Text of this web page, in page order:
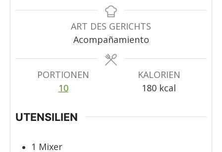
ART DES GERICHTS
Acompañamiento
PORTIONEN
10
KALORIEN
180 kcal
UTENSILIEN
1 Mixer